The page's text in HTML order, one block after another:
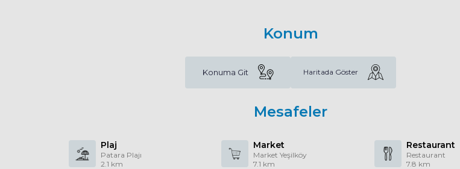
Konum
Konuma Git Haritada Göster
Mesafeler
Plaj
Patara Plajı
2.1 km
Market
Market Yeşilköy
7.1 km
Restaurant
Restaurant
7.8 km